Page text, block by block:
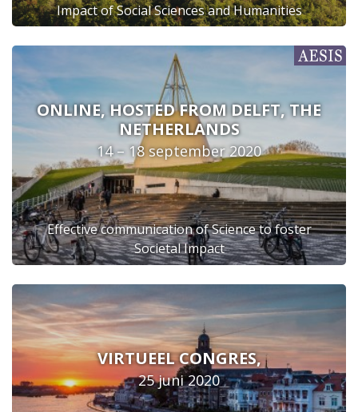
Impact of Social Sciences and Humanities
ONLINE, HOSTED FROM DELFT, THE
NETHERLANDS
14 – 18 september 2020
Effective communication of Science to foster
Societal Impact
VIRTUEEL CONGRES,
25 juni 2020